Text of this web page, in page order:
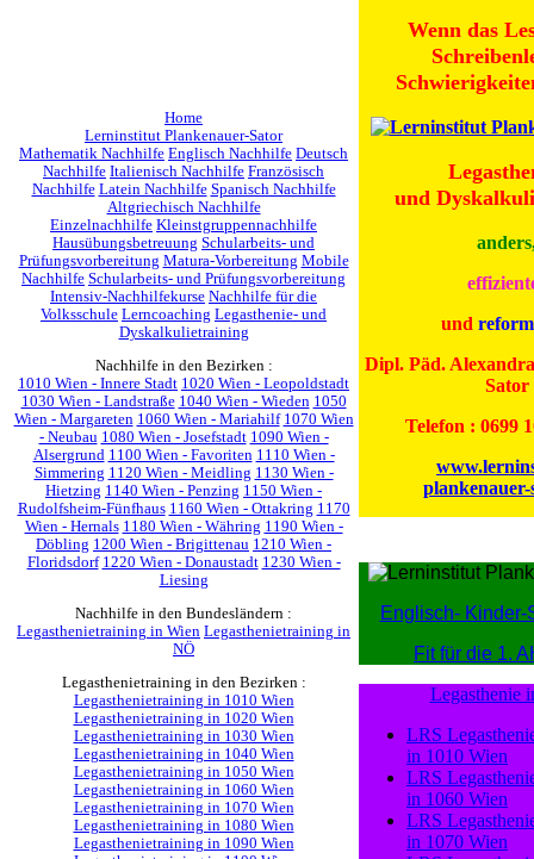
Home
Lerninstitut Plankenauer-Sator
Mathematik Nachhilfe Englisch Nachhilfe Deutsch
Nachhilfe Italienisch Nachhilfe Französisch
Nachhilfe Latein Nachhilfe Spanisch Nachhilfe
Altgriechisch Nachhilfe
Einzelnachhilfe Kleinstgruppennachhilfe
Hausübungsbetreuung Schularbeits- und
Prüfungsvorbereitung Matura-Vorbereitung Mobile
Nachhilfe Schularbeits- und Prüfungsvorbereitung
Intensiv-Nachhilfekurse Nachhilfe für die
Volksschule Lerncoaching Legasthenie- und
Dyskalkulietraining
Nachhilfe in den Bezirken :
1010 Wien - Innere Stadt 1020 Wien - Leopoldstadt
1030 Wien - Landstraße 1040 Wien - Wieden 1050
Wien - Margareten 1060 Wien - Mariahilf 1070 Wien
- Neubau 1080 Wien - Josefstadt 1090 Wien -
Alsergrund 1100 Wien - Favoriten 1110 Wien -
Simmering 1120 Wien - Meidling 1130 Wien -
Hietzing 1140 Wien - Penzing 1150 Wien -
Rudolfsheim-Fünfhaus 1160 Wien - Ottakring 1170
Wien - Hernals 1180 Wien - Währing 1190 Wien -
Döbling 1200 Wien - Brigittenau 1210 Wien -
Floridsdorf 1220 Wien - Donaustadt 1230 Wien -
Liesing
Nachhilfe in den Bundesländern :
Legasthenietraining in Wien Legasthenietraining in
NÖ
Legasthenietraining in den Bezirken :
Legasthenietraining in 1010 Wien
Legasthenietraining in 1020 Wien
Legasthenietraining in 1030 Wien
Legasthenietraining in 1040 Wien
Legasthenietraining in 1050 Wien
Legasthenietraining in 1060 Wien
Legasthenietraining in 1070 Wien
Legasthenietraining in 1080 Wien
Legasthenietraining in 1090 Wien
Wenn das
und
und
Dipl. Päd.
Sator
Telefon : 0699
plankenauer-
Englisch- Kinder-
Fit für die 1.
Legasthenie
LRS
in 1010 Wien
LRS
in 1060 Wien
LRS
in 1070 Wien